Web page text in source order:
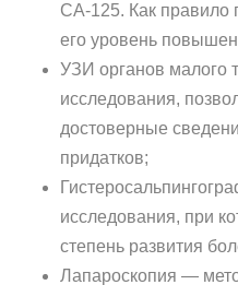
СА-125. Как правило
его уровень
УЗИ органов малого
исследования,
достоверные
придатков;
исследования, при
степень развития
Лапароскопия —